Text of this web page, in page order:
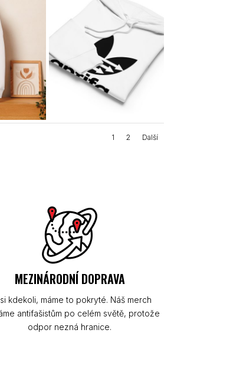
1 2 Další
MEZINÁRODNÍ DOPRAVA
kdekoli, máme to pokryté. Náš merch
antifašistům po celém světě, protože
odpor nezná hranice.